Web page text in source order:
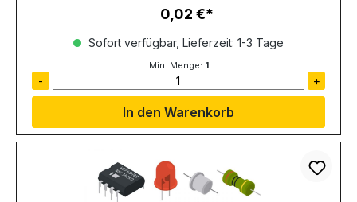
Regulärer Preis:
0,02 €
Sofort verfügbar, Lieferzeit: 1-3 Tage
Min. Menge: 1
- +
In den Warenkorb